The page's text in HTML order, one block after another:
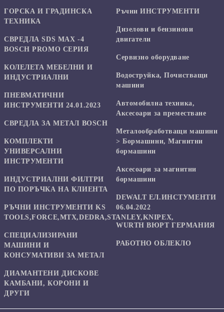
ГОРСКА И ГРАДИНСКА
ТЕХНИКА
СВРЕДЛА SDS MAX -4
BOSCH PROMO СЕРИЯ
КОЛЕЛЕТА МЕБЕЛНИ И
ИНДУСТРИАЛНИ
ПНЕВМАТИЧНИ
ИНСТРУМЕНТИ 24.01.2023
СВРЕДЛА ЗА МЕТАЛ BOSCH
КОМПЛЕКТИ
УНИВЕРСАЛНИ
ИНСТРУМЕНТИ
ИНДУСТРИАЛНИ ФИЛТРИ
ПО ПОРЪЧКА НА КЛИЕНТА
РЪЧНИ ИНСТРУМЕНТИ KS
TOOLS,FORCE,MTX,DEDRA,STANLEY,KNIPEX,
СПЕЦИАЛИЗИРАНИ
МАШИНИ И
КОНСУМАТИВИ ЗА МЕТАЛ
ДИАМАНТЕНИ ДИСКОВЕ
КАМБАНИ, КОРОНИ И
ДРУГИ
Ръчни ИНСТРУМЕНТИ
Дизелови и бензинови
двигатели
Сервизно оборудване
Водоструйка, Почистващи
машини
Автомобилна техника,
Аксесоари за преместване
Mеталообработващи машини
> Бормашини, Магнитни
бормашини
Аксесоари за магнитни
бормашини
DEWALT ЕЛ.ИНСТУМЕНТИ
06.04.2022
WURTH ВЮРТ ГЕРМАНИЯ
РАБОТНО ОБЛЕКЛО